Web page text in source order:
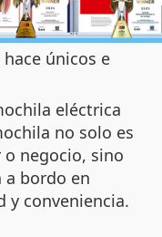
únicos e
eléctrica
no solo es
o negocio, sino
a bordo en
y conveniencia.